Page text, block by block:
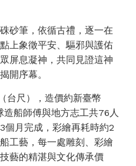
砂筆，依循古禮，逐一在
上象徵平安、驅邪與護佑
屏息凝神，共同見證這神
開序幕。
台尺），造價約新臺幣
船師傅與地方志工共76人
個月完成，彩繪再耗時約2
工藝，每一處雕刻、彩繪
藝的精湛與文化傳承價